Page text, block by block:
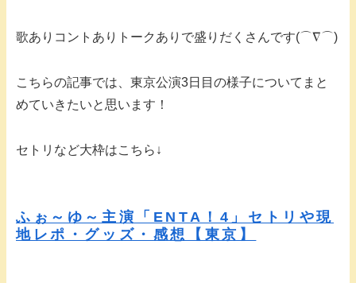
歌ありコントありトークありで盛りだくさんです(⌒∇⌒)
こちらの記事では、東京公演3日目の様子についてまと
めていきたいと思います！
セトリなど大枠はこちら↓
ふぉ～ゆ～主演「ENTA！4」セトリや現
地レポ・グッズ・感想【東京】